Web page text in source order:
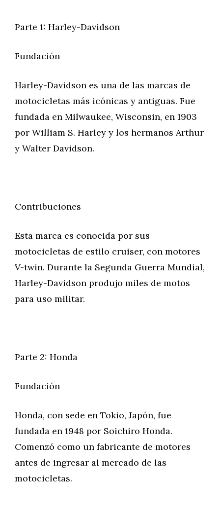
Parte 1: Harley-Davidson
Fundación
Harley-Davidson es una de las marcas de
motocicletas más icónicas y antiguas. Fue
fundada en Milwaukee, Wisconsin, en 1903
por William S. Harley y los hermanos Arthur
y Walter Davidson.
Contribuciones
Esta marca es conocida por sus
motocicletas de estilo cruiser, con motores
V-twin. Durante la Segunda Guerra Mundial,
Harley-Davidson produjo miles de motos
para uso militar.
Parte 2: Honda
Fundación
Honda, con sede en Tokio, Japón, fue
fundada en 1948 por Soichiro Honda.
Comenzó como un fabricante de motores
antes de ingresar al mercado de las
motocicletas.